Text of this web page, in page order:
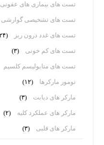
تست های بیماری های عفونی
تست های تشخیصی گوارشی
تست های غدد درون ریز (۲۴)
تست های کم خونی (۳)
تست های متابولیسم کلسیم
تومور مارکرها (۱۲)
مارکر های دیابت (۳)
مارکر های عملکرد کلیه (۲)
مارکر های قلبی (۳)